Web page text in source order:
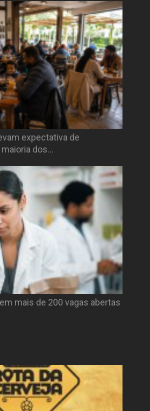
expectativa de
dos…
mais de 200 vagas abertas